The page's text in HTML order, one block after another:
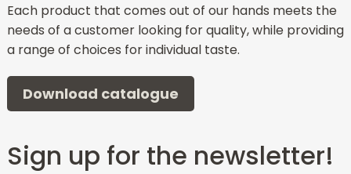
Each product that comes out of our hands meets the
needs of a customer looking for quality, while providing
a range of choices for individual taste.
Download catalogue
Sign up for the newsletter!